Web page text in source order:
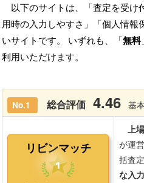
以下のサイトは、「査定を受け
用時の入力しやすさ」「個人情報
いサイトです。 いずれも、「無料
利用いただけます。